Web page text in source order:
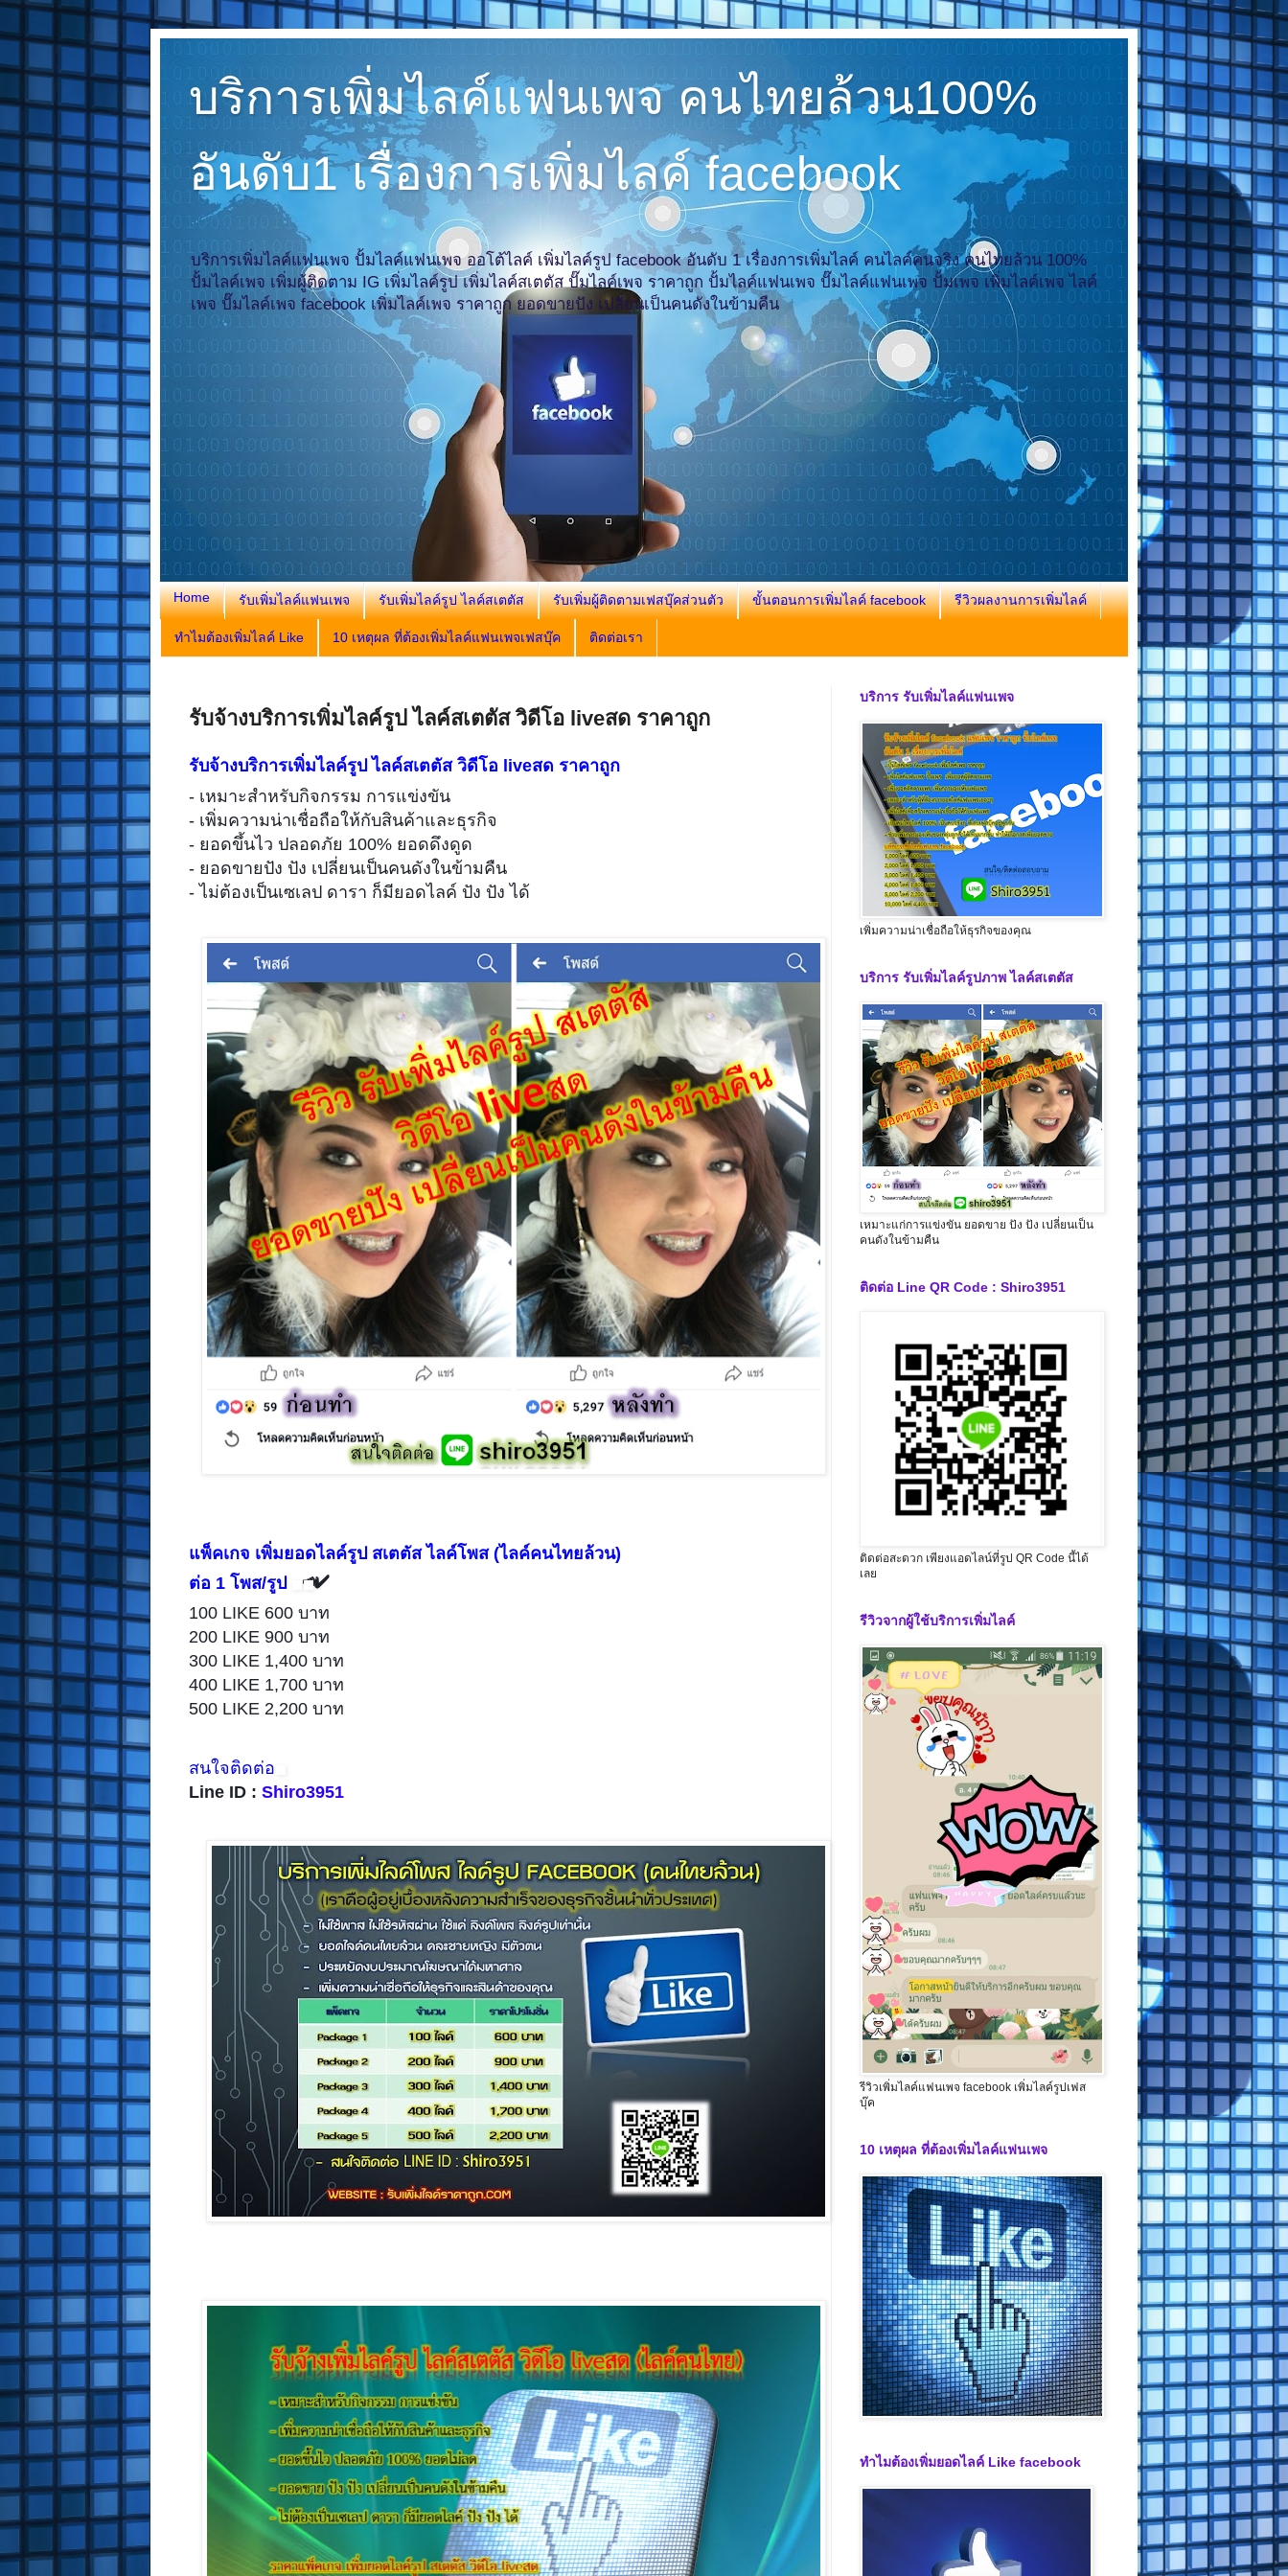
บริการเพิ่มไลค์แฟนเพจ คนไทยล้วน100%
อันดับ1 เรื่องการเพิ่มไลค์ facebook
บริการเพิ่มไลค์แฟนเพจ ปั้มไลค์แฟนเพจ ออโต้ไลค์ เพิ่มไลค์รูป facebook อันดับ 1 เรื่องการเพิ่มไลค์ คนไลค์คนจริง คนไทยล้วน 100%
ปั้มไลค์เพจ เพิ่มผู้ติดตาม IG เพิ่มไลค์รูป เพิ่มไลค์สเตตัส ปั๊มไลค์เพจ ราคาถูก ปั้มไลค์แฟนเพจ ปั๊มไลค์แฟนเพจ ปั้มเพจ เพิ่มไลค์เพจ ไลค์
เพจ ปั๊มไลค์เพจ facebook เพิ่มไลค์เพจ ราคาถูก ยอดขายปัง เปลี่ยนเป็นคนดังในข้ามคืน
Home รับเพิ่มไลค์แฟนเพจ รับเพิ่มไลค์รูป ไลค์สเตตัส รับเพิ่มผู้ติดตามเฟสบุ๊คส่วนตัว ขั้นตอนการเพิ่มไลค์ facebook รีวิวผลงานการเพิ่มไลค์
ทำไมต้องเพิ่มไลค์ Like 10 เหตุผล ที่ต้องเพิ่มไลค์แฟนเพจเฟสบุ๊ค ติดต่อเรา
รับจ้างบริการเพิ่มไลค์รูป ไลค์สเตตัส วิดีโอ liveสด ราคาถูก
รับจ้างบริการเพิ่มไลค์รูป ไลค์สเตตัส วิดีโอ liveสด ราคาถูก
- เหมาะสำหรับกิจกรรม การแข่งขัน
- เพิ่มความน่าเชื่อถือให้กับสินค้าและธุรกิจ
- ยอดขึ้นไว ปลอดภัย 100% ยอดดึงดูด
- ยอดขายปัง ปัง เปลี่ยนเป็นคนดังในข้ามคืน
- ไม่ต้องเป็นเซเลป ดารา ก็มียอดไลค์ ปัง ปัง ได้
แพ็คเกจ เพิ่มยอดไลค์รูป สเตตัส ไลค์โพส (ไลค์คนไทยล้วน)
ต่อ 1 โพส/รูป
📣✔️
100 LIKE 600 บาท
200 LIKE 900 บาท
300 LIKE 1,400 บาท
400 LIKE 1,700 บาท
500 LIKE 2,200 บาท
สนใจติดต่อ
Line ID : Shiro3951
บริการ รับเพิ่มไลค์แฟนเพจ
เพิ่มความน่าเชื่อถือให้ธุรกิจของคุณ
บริการ รับเพิ่มไลค์รูปภาพ ไลค์สเตตัส
เหมาะแก่การแข่งขัน ยอดขาย ปัง ปัง เปลี่ยนเป็น
คนดังในข้ามคืน
ติดต่อ Line QR Code : Shiro3951
ติดต่อสะดวก เพียงแอดไลน์ที่รูป QR Code นี้ได้
เลย
รีวิวจากผู้ใช้บริการเพิ่มไลค์
รีวิวเพิ่มไลค์แฟนเพจ facebook เพิ่มไลค์รูปเฟส
บุ๊ค
10 เหตุผล ที่ต้องเพิ่มไลค์แฟนเพจ
ทำไมต้องเพิ่มยอดไลค์ Like facebook